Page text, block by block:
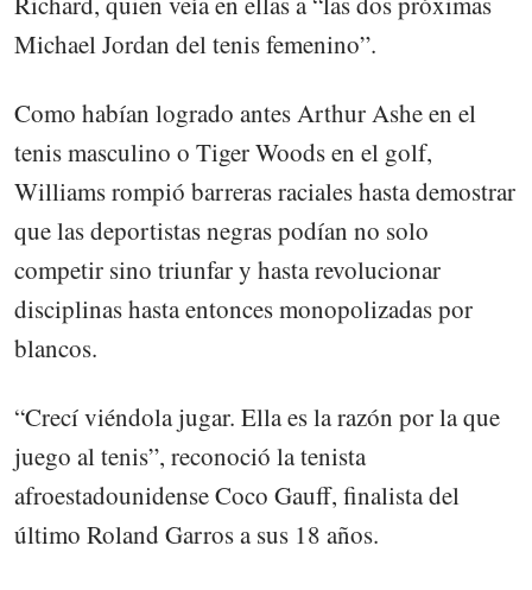
Michael Jordan del tenis femenino”.
Como habían logrado antes Arthur Ashe en el
tenis masculino o Tiger Woods en el golf,
Williams rompió barreras raciales hasta demostrar
que las deportistas negras podían no solo
competir sino triunfar y hasta revolucionar
disciplinas hasta entonces monopolizadas por
blancos.
“Crecí viéndola jugar. Ella es la razón por la que
juego al tenis”, reconoció la tenista
afroestadounidense Coco Gauff, finalista del
último Roland Garros a sus 18 años.